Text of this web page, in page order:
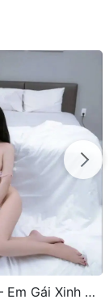
Em Trang – Em Gái Xinh Dâm Cầu Giấy Mới Lên Sóng, Dáng Đẹp Face Xinh Rất Duyên Dáng, Cực Dâm và Chiều Khách A đến Z | Gái Gọi Cao Cấp Hà Nội